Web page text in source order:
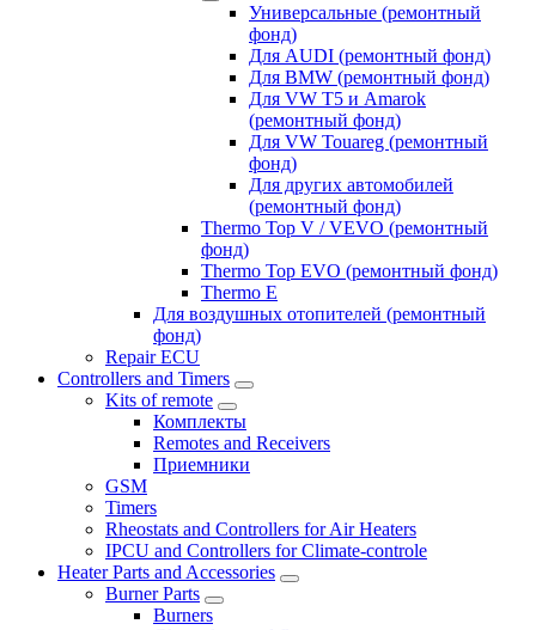
Универсальные (ремонтный
фонд)
Для AUDI (ремонтный фонд)
Для BMW (ремонтный фонд)
Для VW T5 и Amarok
(ремонтный фонд)
Для VW Touareg (ремонтный
фонд)
Для других автомобилей
(ремонтный фонд)
Thermo Top V / VEVO (ремонтный
фонд)
Thermo Top EVO (ремонтный фонд)
Thermo E
Для воздушных отопителей (ремонтный
фонд)
Repair ECU
Controllers and Timers
Kits of remote
Комплекты
Remotes and Receivers
Приемники
GSM
Timers
Rheostats and Controllers for Air Heaters
IPCU and Controllers for Climate-controle
Heater Parts and Accessories
Burner Parts
Burners